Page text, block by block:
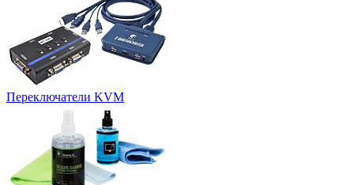
Переключатели KVM